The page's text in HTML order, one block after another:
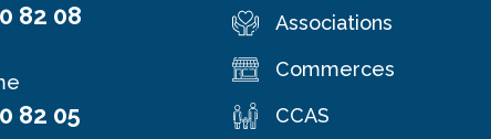
82 08
82 05
Associations
Commerces
CCAS